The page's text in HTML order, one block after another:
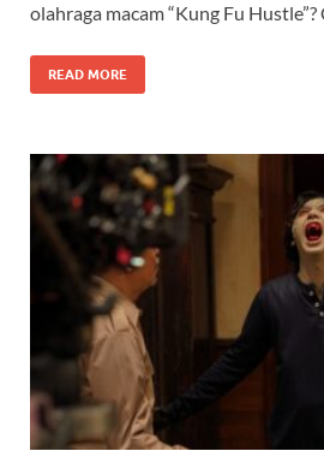
olahraga macam “Kung Fu
READ MORE